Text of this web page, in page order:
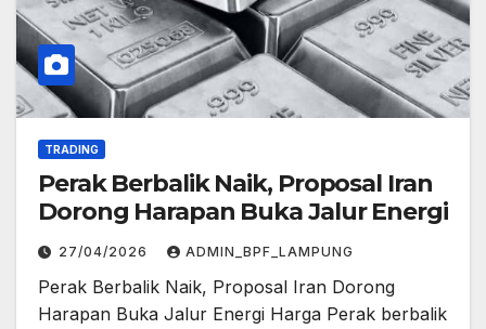
TRADING
Perak Berbalik Naik, Proposal Iran
Dorong Harapan Buka Jalur Energi
27/04/2026 ADMIN_BPF_LAMPUNG
Perak Berbalik Naik, Proposal Iran Dorong
Harapan Buka Jalur Energi Harga Perak berbalik